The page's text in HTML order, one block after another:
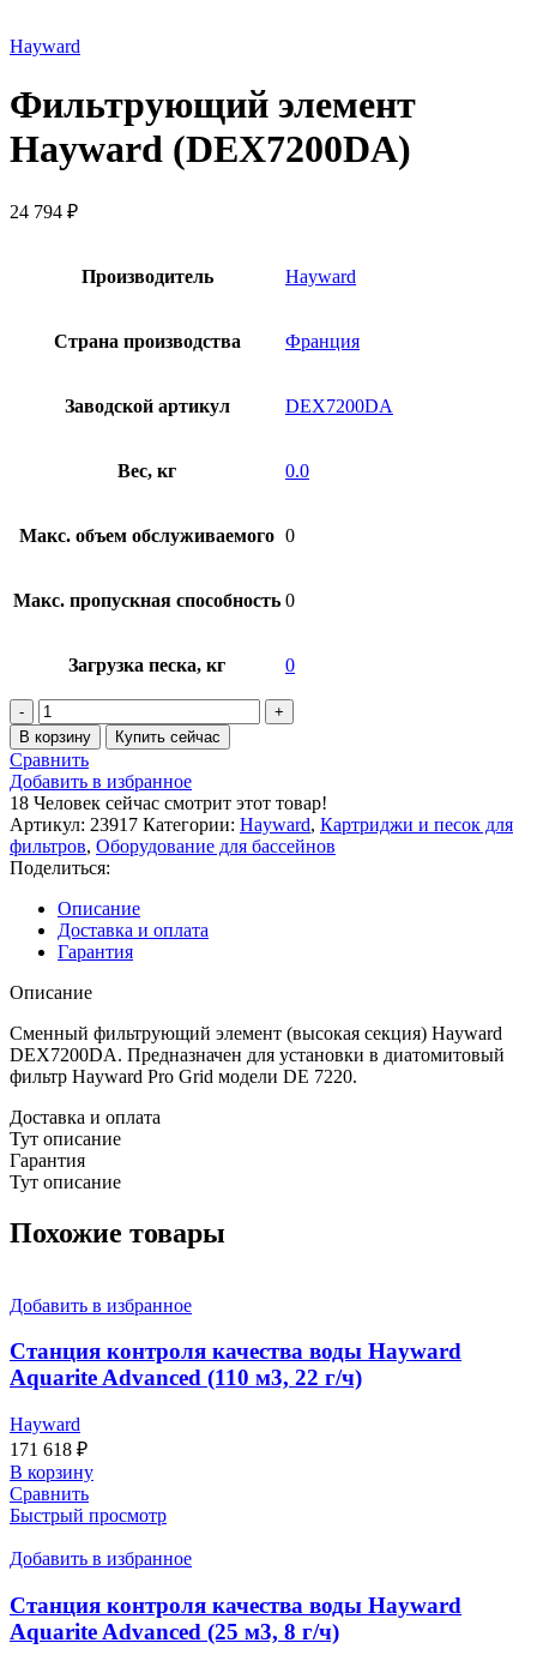
Hayward
Фильтрующий элемент
Hayward (DEX7200DA)
24 794 ₽
Производитель Hayward
Страна производства Франция
Заводской артикул DEX7200DA
Вес, кг 0.0
Макс. объем обслуживаемого 0
Макс. пропускная способность 0
Загрузка песка, кг 0
В корзину Купить сейчас
Сравнить
Добавить в избранное
18 Человек сейчас смотрит этот товар!
Артикул: 23917 Категории: Hayward, Картриджи и песок для
фильтров, Оборудование для бассейнов
Поделиться:
Описание
Доставка и оплата
Гарантия
Описание
Сменный фильтрующий элемент (высокая секция) Hayward
DEX7200DA. Предназначен для установки в диатомитовый
фильтр Hayward Pro Grid модели DE 7220.
Доставка и оплата
Тут описание
Гарантия
Тут описание
Похожие товары
Добавить в избранное
Станция контроля качества воды Hayward
Aquarite Advanced (110 м3, 22 г/ч)
Hayward
171 618 ₽
В корзину
Сравнить
Быстрый просмотр
Добавить в избранное
Станция контроля качества воды Hayward
Aquarite Advanced (25 м3, 8 г/ч)